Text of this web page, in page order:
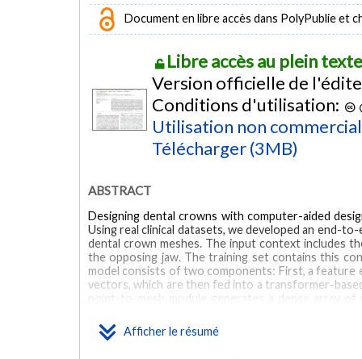
Document en libre accès dans PolyPublie et
Libre accès au plein
Version officielle de
Conditions d'utilisation:
Utilisation non
Télécharger (3MB)
Afficher le résumé
ABSTRACT
Designing dental crowns with computer-aided
Using real clinical datasets, we developed an end-
dental crown meshes. The input context includes
the opposing jaw. The training set contains this
model consists of two components: First, a
vectors, which are then fed into a transformer-
point-to-mesh module generates a dense array
margin line loss; (2) a contrastive-based Chamfer
quality. We compare our method with our